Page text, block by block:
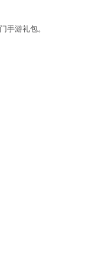
手游礼包。